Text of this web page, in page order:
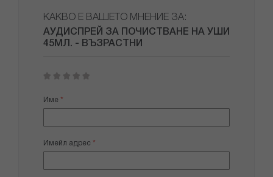
КАКВО Е ВАШЕТО МНЕНИЕ ЗА:
АУДИСПРЕЙ ЗА ПОЧИСТВАНЕ НА УШИ
45МЛ. - ВЪЗРАСТНИ
star
stars
stars
stars
stars
Име
Имейл адрес